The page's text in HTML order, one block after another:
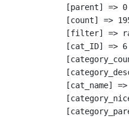
            [parent] => 0
[count] =>
[filter] =>
            [cat_ID] => 6
[cat_name]